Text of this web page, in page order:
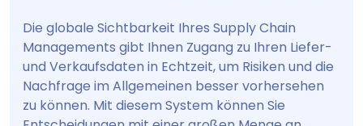
Die globale Sichtbarkeit Ihres Supply Chain
Managements gibt Ihnen Zugang zu Ihren Liefer-
und Verkaufsdaten in Echtzeit, um Risiken und die
Nachfrage im Allgemeinen besser vorhersehen
zu können. Mit diesem System können Sie